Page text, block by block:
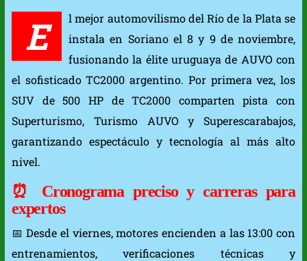
E
l mejor automovilismo del Río de la Plata se
instala en Soriano el 8 y 9 de noviembre,
fusionando la élite uruguaya de AUVO con
el sofisticado TC2000 argentino. Por primera vez, los
SUV de 500 HP de TC2000 comparten pista con
Superturismo, Turismo AUVO y Superescarabajos,
garantizando espectáculo y tecnología al más alto
nivel.
⏰ Cronograma preciso y carreras para
expertos
📅 Desde el viernes, motores encienden a las 13:00 con
entrenamientos, verificaciones técnicas y